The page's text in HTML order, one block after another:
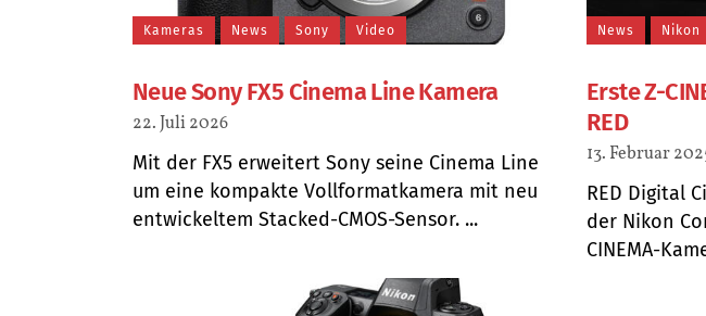
Kameras News Sony Video
Neue Sony FX5 Cinema Line Kamera
22. Juli 2026
Mit der FX5 erweitert Sony seine Cinema Line
um eine kompakte Vollformatkamera mit neu
entwickeltem Stacked-CMOS-Sensor. ...
News Nikon
Erste Z-
RED
13. Februar
RED Digital
der Nikon
CINEMA-